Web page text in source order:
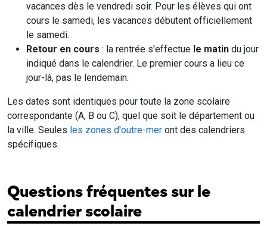
vacances dès le vendredi soir. Pour les élèves qui ont
cours le samedi, les vacances débutent officiellement
le samedi.
Retour en cours : la rentrée s'effectue le matin du jour
indiqué dans le calendrier. Le premier cours a lieu ce
jour-là, pas le lendemain.
Les dates sont identiques pour toute la zone scolaire
correspondante (A, B ou C), quel que soit le département ou
la ville. Seules les zones d'outre-mer ont des calendriers
spécifiques.
Questions fréquentes sur le
calendrier scolaire